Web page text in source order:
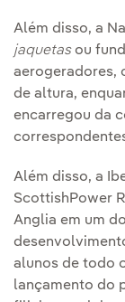
Além disso, a
jaquetasou
aerogeradores,
de altura,
encarregou da
Além disso, a
ScottishPower
Anglia em um
alunos de todo
lançamento do